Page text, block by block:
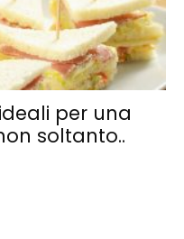
per una
soltanto..